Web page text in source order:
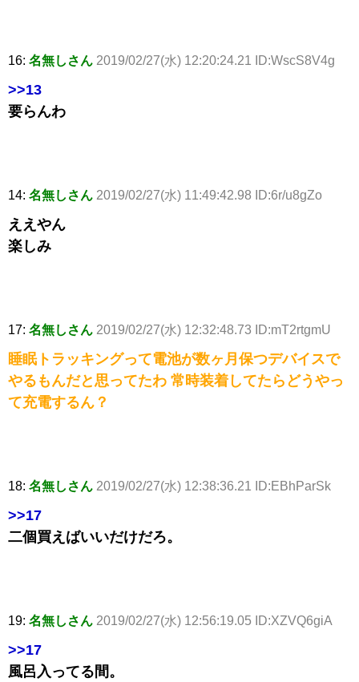
16: 名無しさん 2019/02/27(水) 12:20:24.21 ID:WscS8V4g
>>13
要らんわ
14: 名無しさん 2019/02/27(水) 11:49:42.98 ID:6r/u8gZo
ええやん
楽しみ
17: 名無しさん 2019/02/27(水) 12:32:48.73 ID:mT2rtgmU
睡眠トラッキングって電池が数ヶ月保つデバイスで
やるもんだと思ってたわ 常時装着してたらどうやっ
て充電するん？
18: 名無しさん 2019/02/27(水) 12:38:36.21 ID:EBhParSk
>>17
二個買えばいいだけだろ。
19: 名無しさん 2019/02/27(水) 12:56:19.05 ID:XZVQ6giA
>>17
風呂入ってる間。